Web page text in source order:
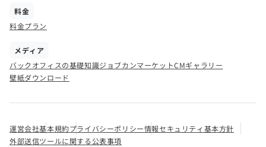
料金
料金プラン
メディア
バックオフィスの基礎知識ジョブカンマーケットCMギャラリー
壁紙ダウンロード
運営会社基本規約プライバシーポリシー情報セキュリティ基本方針
外部送信ツールに関する公表事項